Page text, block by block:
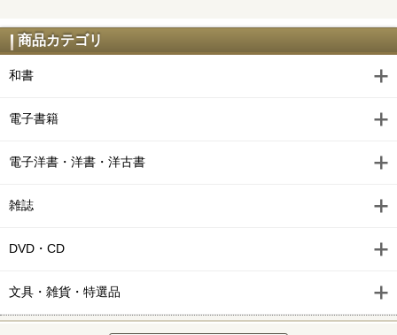
商品カテゴリ
和書
電子書籍
電子洋書・洋書・洋古書
雑誌
DVD・CD
文具・雑貨・特選品